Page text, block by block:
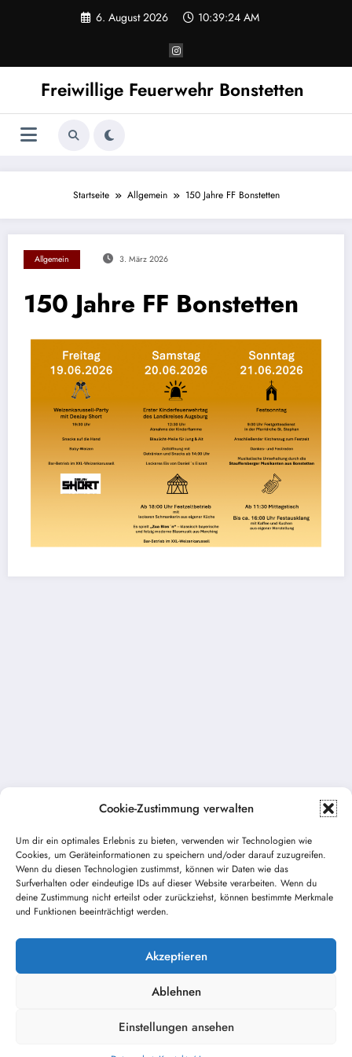
Cookie-Zustimmung verwalten
Um dir ein optimales Erlebnis zu bieten, verwenden wir Technologien wie
Cookies, um Geräteinformationen zu speichern und/oder darauf zuzugreifen.
Wenn du diesen Technologien zustimmst, können wir Daten wie das
Surfverhalten oder eindeutige IDs auf dieser Website verarbeiten. Wenn du
deine Zustimmung nicht erteilst oder zurückziehst, können bestimmte Merkmale
und Funktionen beeinträchtigt werden.
Akzeptieren
Ablehnen
Einstellungen ansehen
6. August 2026 10:39:24 AM
Freiwillige Feuerwehr Bonstetten
Startseite Allgemein 150 Jahre FF Bonstetten
Allgemein 3. März 2026
150 Jahre FF Bonstetten
Vorheriger Beitrag
Übung am 28.2.2026
Verkehrsunfall (RD3/THL 3)
Kontakt / Impressum
Datenschutz